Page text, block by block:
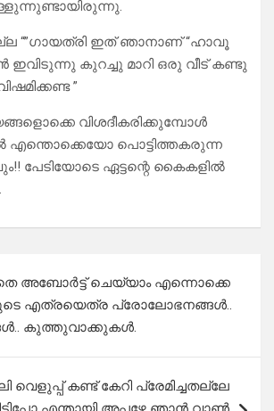
“”ഗായത്രി ഇത് ഞാനാണ് “ഹാവൂ
ഇവിടുന്നു കുറച്ചു മാറി ഒരു വീട് കണ്ടു
”
വിശദീകരിക്കുമ്പോൾ
എന്തൊക്കെയോ പൊട്ടിത്തകരുന്ന
പേടിയോടെ ഏട്ടന്റെ കൈകളിൽ
അബോർട്ട് ചെയ്യാം എന്നൊക്കെ
എത്രയെത്ര പ്രോലോഭനങ്ങൾ..
കുത്തുവാക്കുകൾ.
കണ്ട് കേറി പ്രേമിച്ചതല്ലേ